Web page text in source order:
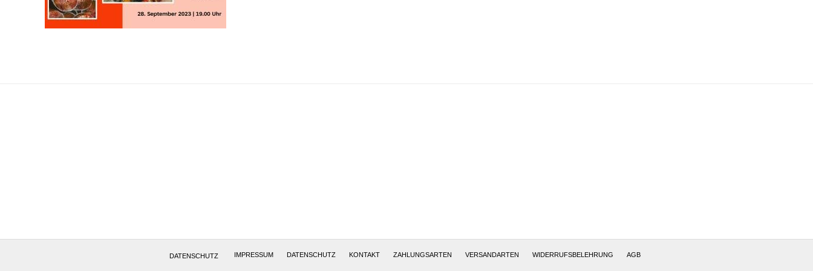
DATENSCHUTZ IMPRESSUM DATENSCHUTZ KONTAKT ZAHLUNGSARTEN VERSANDARTEN WIDERRUFSBELEHRUNG AGB